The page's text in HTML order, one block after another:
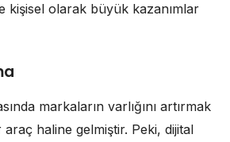
kişisel olarak büyük kazanımlar
markaların varlığını artırmak
haline gelmiştir. Peki, dijital